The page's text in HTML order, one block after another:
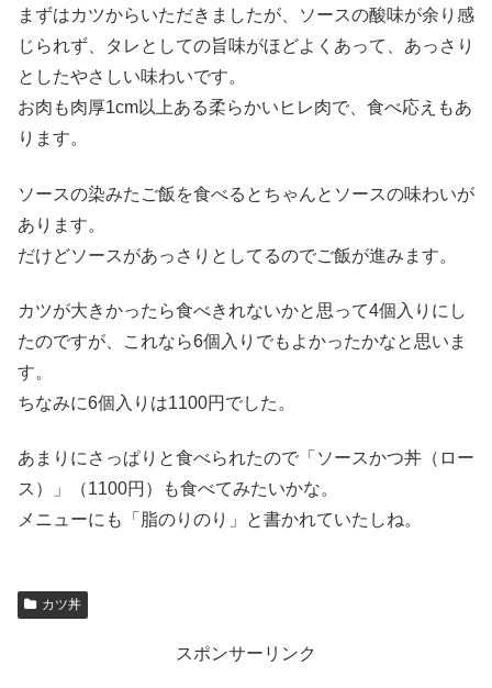
まずはカツからいただきましたが、ソースの酸味が余り感
じられず、タレとしての旨味がほどよくあって、あっさり
としたやさしい味わいです。
お肉も肉厚1cm以上ある柔らかいヒレ肉で、食べ応えもあ
ります。
ソースの染みたご飯を食べるとちゃんとソースの味わいが
あります。
だけどソースがあっさりとしてるのでご飯が進みます。
カツが大きかったら食べきれないかと思って4個入りにし
たのですが、これなら6個入りでもよかったかなと思いま
す。
ちなみに6個入りは1100円でした。
あまりにさっぱりと食べられたので「ソースかつ丼（ロー
ス）」（1100円）も食べてみたいかな。
メニューにも「脂のりのり」と書かれていたしね。
カツ丼
スポンサーリンク